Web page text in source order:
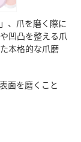
、爪を磨く際に
凹凸を整える爪
本格的な爪磨
面を磨くこと